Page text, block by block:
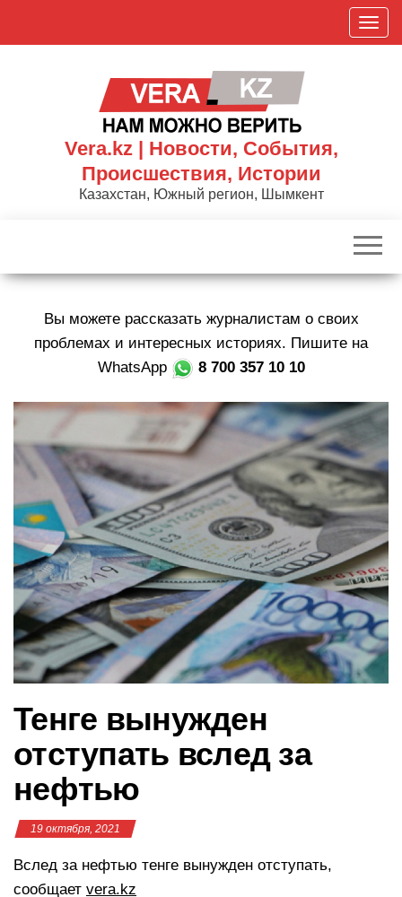
П
о
к
р
в
а
ц
и
ю
Vera.kz | Новости, События,
Происшествия, Истории
Казахстан, Южный регион, Шымкент
Вы можете рассказать журналистам о своих
проблемах и интересных историях. Пишите на
WhatsApp
8 700 357 10 10
Тенге вынужден
отступать вслед за
нефтью
19 октября, 2021
Вслед за нефтью тенге вынужден отступать,
сообщает vera.kz